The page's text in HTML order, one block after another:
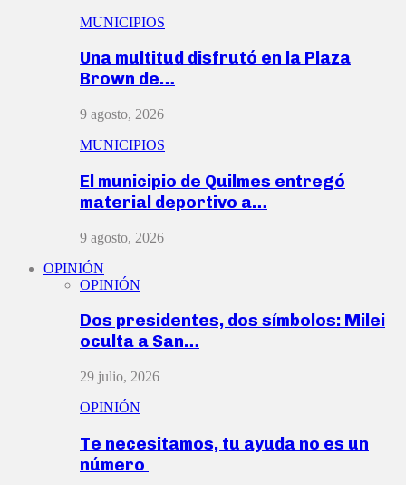
MUNICIPIOS
Una multitud disfrutó en la Plaza
Brown de…
9 agosto, 2026
MUNICIPIOS
El municipio de Quilmes entregó
material deportivo a…
9 agosto, 2026
OPINIÓN
OPINIÓN
Dos presidentes, dos símbolos: Milei
oculta a San…
29 julio, 2026
OPINIÓN
Te necesitamos, tu ayuda no es un
número